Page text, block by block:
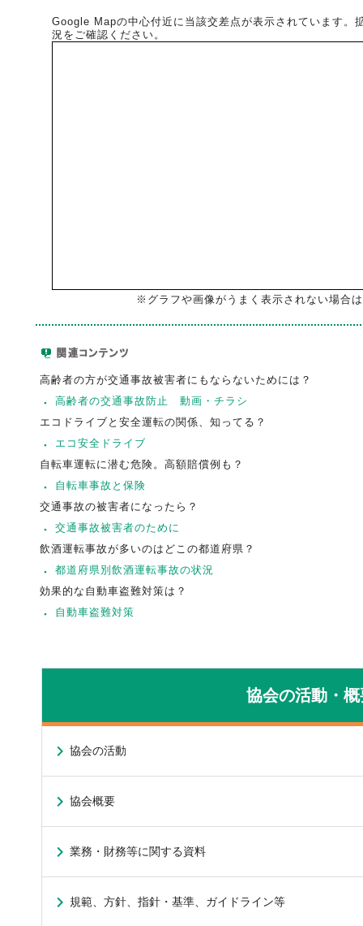
Google Mapの中心付近に当該交差点が表示されています。
況をご確認ください。
※グラフや画像がうまく表示されない場合
高齢者の方が交通事故被害者にもならないためには？
高齢者の交通事故防止 動画・チラシ
エコドライブと安全運転の関係、知ってる？
エコ安全ドライブ
自転車運転に潜む危険。高額賠償例も？
自転車事故と保険
交通事故の被害者になったら？
交通事故被害者のために
飲酒運転事故が多いのはどこの都道府県？
都道府県別飲酒運転事故の状況
効果的な自動車盗難対策は？
自動車盗難対策
協会の活動・概
協会の活動
協会概要
業務・財務等に関する資料
規範、方針、指針・基準、ガイドライン等